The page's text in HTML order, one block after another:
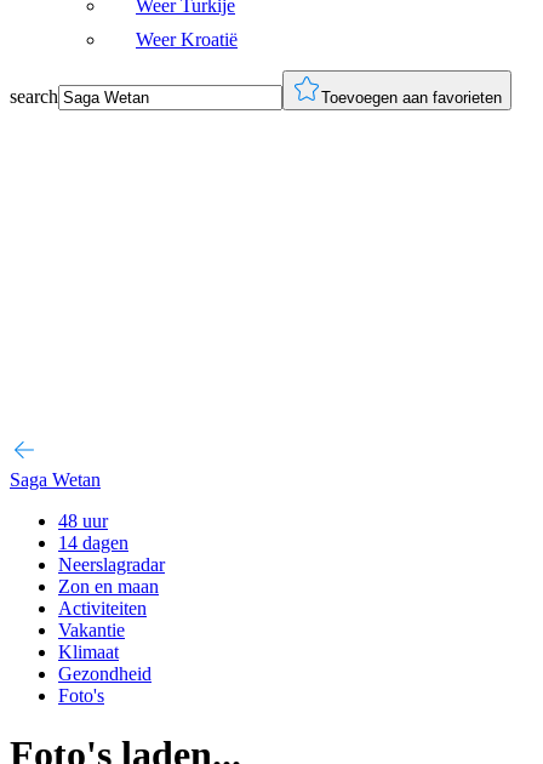
Weer Turkije
Weer Kroatië
search Toevoegen aan favorieten
Saga Wetan
48 uur
14 dagen
Neerslagradar
Zon en maan
Activiteiten
Vakantie
Klimaat
Gezondheid
Foto's
Foto's laden...